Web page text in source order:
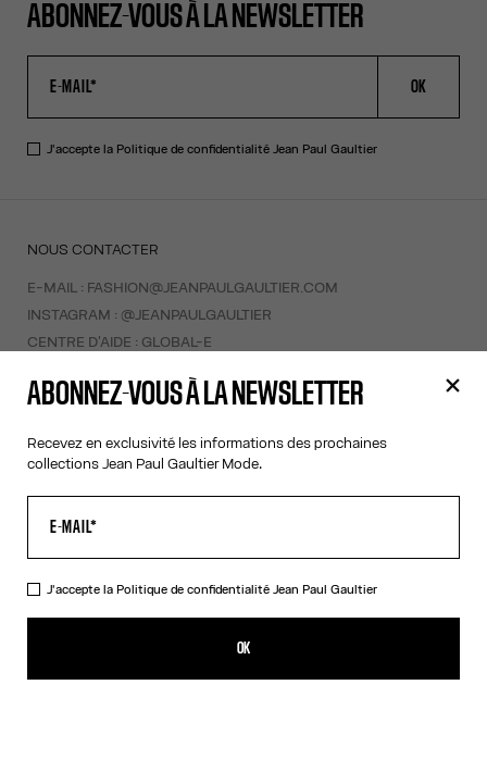
ABONNEZ-VOUS À LA NEWSLETTER
OK
J'accepte la Politique de confidentialitéJean Paul Gaultier
NOUS CONTACTER
E-MAIL : FASHION@JEANPAULGAULTIER.COM
INSTAGRAM : @JEANPAULGAULTIER
CENTRE D'AIDE : GLOBAL-E
AIDE
MON COMPTE
FAQ
LIVRAISONS ET RETOURS
CONDITIONS GÉNÉRALES DE VENTES
ABONNEZ-VOUS À LA NEWSLETTER
Recevez en exclusivité les informations des prochaines
collections Jean Paul Gaultier Mode.
J'accepte la Politique de confidentialitéJean Paul Gaultier
OK